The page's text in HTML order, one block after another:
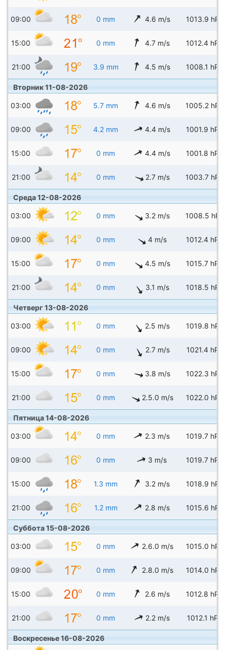
09:00 0 mm 4.6 m/s 1013.9 hPa
15:00 0 mm 4.7 m/s 1012.4 hPa
21:00 3.9 mm 4.5 m/s 1008.1 hPa
Вторник 11-08-2026
03:00 5.7 mm 4.6 m/s 1005.2 hPa
09:00 4.2 mm 4.4 m/s 1001.9 hPa
15:00 0 mm 4.4 m/s 1001.8 hPa
21:00 0 mm 2.7 m/s 1003.7 hPa
Среда 12-08-2026
03:00 0 mm 3.2 m/s 1008.5 hPa
09:00 0 mm 4 m/s 1012.4 hPa
15:00 0 mm 4.5 m/s 1015.7 hPa
21:00 0 mm 3.1 m/s 1018.5 hPa
Четверг 13-08-2026
03:00 0 mm 2.5 m/s 1019.8 hPa
09:00 0 mm 2.7 m/s 1021.4 hPa
15:00 0 mm 3.8 m/s 1022.3 hPa
21:00 0 mm 2.5.0 m/s 1022.0 hPa
Пятница 14-08-2026
03:00 0 mm 2.3 m/s 1019.7 hPa
09:00 0 mm 3 m/s 1019.7 hPa
15:00 1.3 mm 3.2 m/s 1018.9 hPa
21:00 1.2 mm 2.8 m/s 1015.6 hPa
Суббота 15-08-2026
03:00 0 mm 2.6.0 m/s 1015.0 hPa
09:00 0 mm 2.8.0 m/s 1014.0 hPa
15:00 0 mm 2.6 m/s 1012.8 hPa
21:00 0 mm 2.2 m/s 1012.1 hPa
Воскресенье 16-08-2026